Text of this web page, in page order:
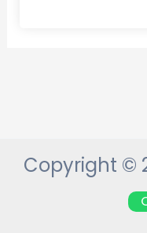
Copyright ©